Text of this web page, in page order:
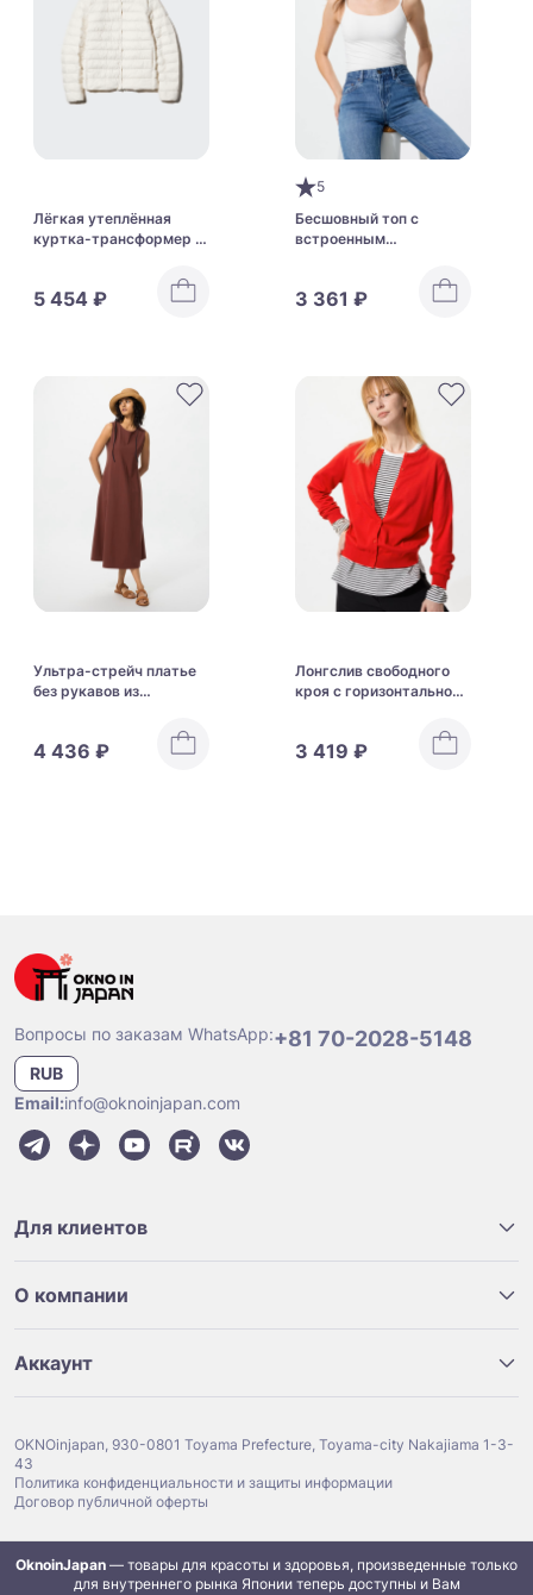
Лёгкая утеплённая
куртка-трансформер с
Pufftech Compact
5 454 ₽
5
Бесшовный топ с
встроенным
Airism Bra Camisole
3 361 ₽
Ультра-стрейч платье
без рукавов из
Airism Dress Sleeveless
4 436 ₽
Лонгслив свободного
кроя с горизонтальной
Cotton Round Hem T
Long Sleeve Striped
3 419 ₽
Вопросы по заказам WhatsApp:+81 70-2028-5148
RUB
Email:info@oknoinjapan.com
Для клиентов
О компании
Аккаунт
OKNOinjapan, 930-0801 Toyama Prefecture, Toyama-city Nakajiama 1-3-
43
Политика конфиденциальности и защиты информации
Договор публичной оферты
OknoinJapan — товары для красоты и здоровья, произведенные только
для внутреннего рынка Японии теперь доступны и Вам